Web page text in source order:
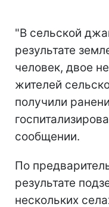
"В сельской
результате
человек, двое
жителей
получили
сообщении.
По
результате
нескольких